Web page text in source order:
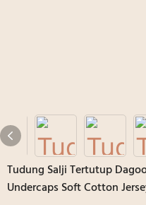
Tudung Salji Tertutup
Undercaps Soft Cotton